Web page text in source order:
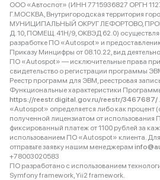
ООО «Автоспот» (ИНН 7715936827 ОРГН
Г.МОСКВА, Внутригородская территория
МУНИЦИПАЛЬНЫЙ ОКРУГ ЛЕФОРТОВО,
Д. 10, ПОМЕЩ. 41Н/9, ОКВЭД 62.0)
разработке ПО «Autospot» и
Приказу Минцифры от 08.10.22, вид
ПО «Autospot» — исключительные права
свидетельство о регистрации программы
Реестр программ для ЭВМ, реестровая
Функциональные характеристики
https://reestr.digital.gov.ru/reestr/3467687/
«Autospot» определяется либо как процент
полученной лицензиатом от
фиксированный платеж от 1100 рублей за
использованием ПО «Autospot» клиента.
отправьте заявку нашим менеджерам
+78003020583
ПО разработано с использованием
Symfony framework, Yii2 framework.